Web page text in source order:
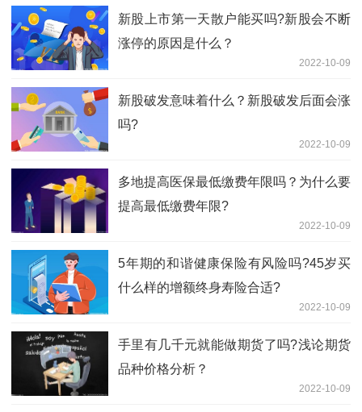
新股上市第一天散户能买吗?新股会不断
涨停的原因是什么？
2022-10-09
新股破发意味着什么？新股破发后面会涨
吗?
2022-10-09
多地提高医保最低缴费年限吗？为什么要
提高最低缴费年限?
2022-10-09
5年期的和谐健康保险有风险吗?45岁买
什么样的增额终身寿险合适?
2022-10-09
手里有几千元就能做期货了吗?浅论期货
品种价格分析？
2022-10-09